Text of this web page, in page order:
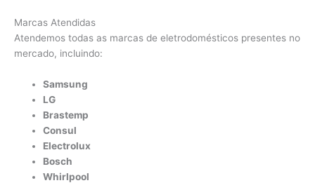
Marcas Atendidas
Atendemos todas as marcas de eletrodomésticos presentes no
mercado, incluindo:
Samsung
LG
Brastemp
Consul
Electrolux
Bosch
Whirlpool